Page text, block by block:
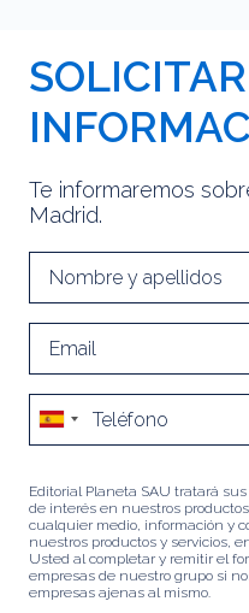
SOLICITAR
Te informaremos
Madrid.
Editorial Planeta SAU tratará
de interés en nuestros
cualquier medio, información y
nuestros productos y servicios,
Usted al completar y remitir el
empresas de nuestro grupo si
empresas ajenas al mismo.